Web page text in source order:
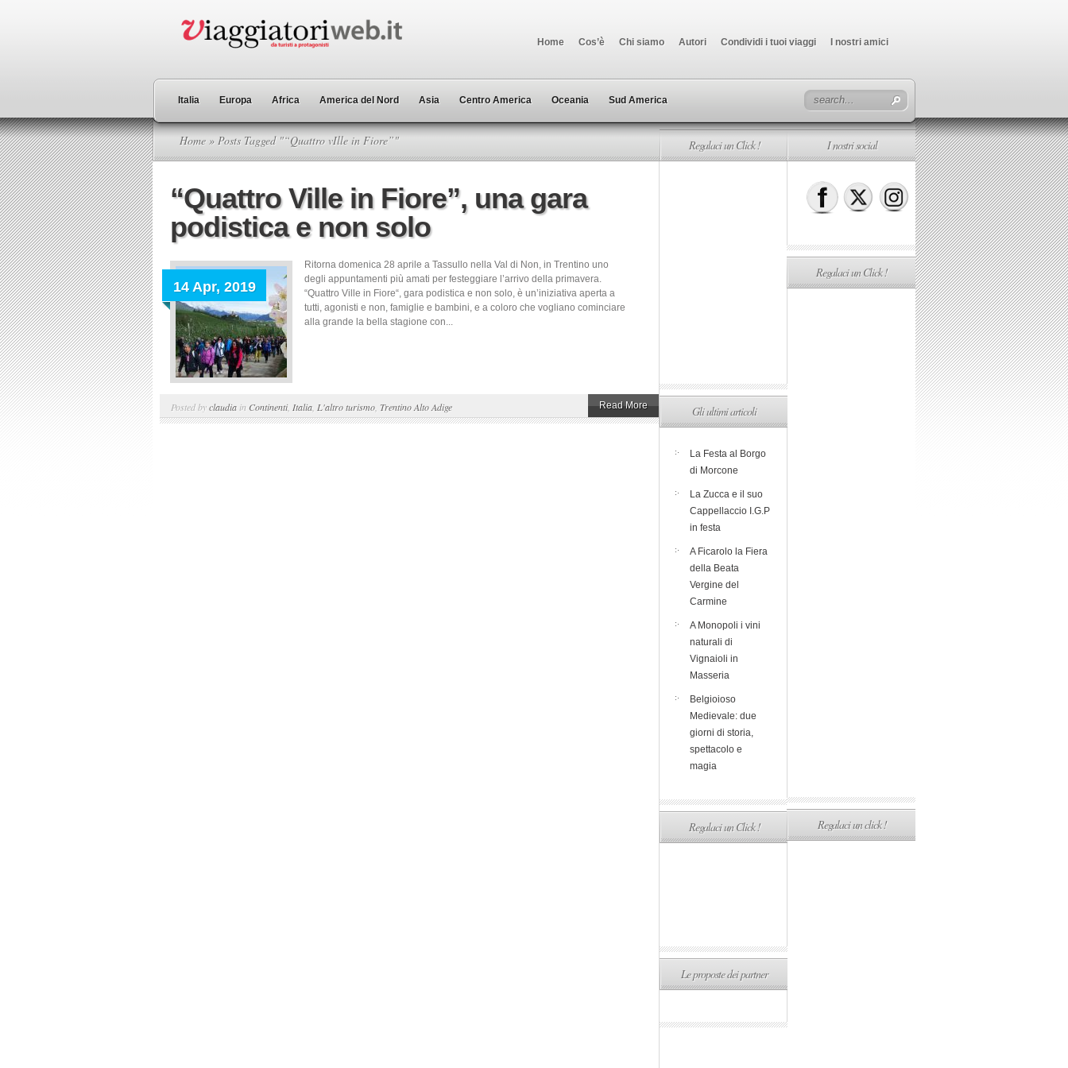
Home Cos’è Chi siamo Autori Condividi i tuoi viaggi I nostri amici
Italia Europa Africa America del Nord Asia Centro America Oceania Sud America
Home » Posts Tagged "“Quattro vIlle in Fiore”"
“Quattro Ville in Fiore”, una gara
podistica e non solo
14 Apr, 2019
Ritorna domenica 28 aprile a Tassullo nella Val di Non, in Trentino uno
degli appuntamenti più amati per festeggiare l’arrivo della primavera.
“Quattro Ville in Fiore“, gara podistica e non solo, è un’iniziativa aperta a
tutti, agonisti e non, famiglie e bambini, e a coloro che vogliano cominciare
alla grande la bella stagione con...
Posted byclaudia in Continenti, Italia L'altro turismo Trentino Alto Adige Read More
Regalaci un Click !
Gli ultimi articoli
La Festa al Borgo
di Morcone
La Zucca e il suo
Cappellaccio I.G.P
in festa
A Ficarolo la Fiera
della Beata
Vergine del
Carmine
A Monopoli i vini
naturali di
Vignaioli in
Masseria
Belgioioso
Medievale: due
giorni di storia,
spettacolo e
magia
Regalaci un Click !
Le proposte dei partner
I nostri social
Regalaci un Click !
Regalaci un click !